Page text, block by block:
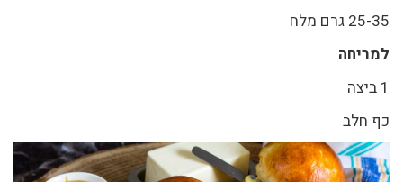
25-35 גרם מלח
למריחה
1 ביצה
כף חלב